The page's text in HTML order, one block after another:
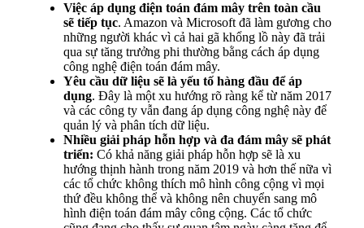
Việc áp dụng điện toán đám mây trên toàn cầu
sẽ tiếp tục. Amazon và Microsoft đã làm gương cho
những người khác vì cả hai gã khổng lồ này đã trải
qua sự tăng trưởng phi thường bằng cách áp dụng
công nghệ điện toán đám mây.
Yêu cầu dữ liệu sẽ là yếu tố hàng đầu để áp
dụng. Đây là một xu hướng rõ ràng kể từ năm 2017
và các công ty vẫn đang áp dụng công nghệ này để
quản lý và phân tích dữ liệu.
Nhiều giải pháp hỗn hợp và đa đám mây sẽ phát
triển: Có khả năng giải pháp hỗn hợp sẽ là xu
hướng thịnh hành trong năm 2019 và hơn thế nữa vì
các tổ chức không thích mô hình công cộng vì mọi
thứ đều không thể và không nên chuyển sang mô
hình điện toán đám mây công cộng. Các tổ chức